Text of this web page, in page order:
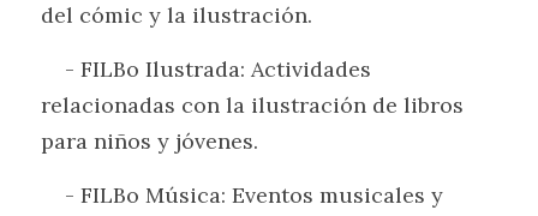
del cómic y la ilustración.
relacionadas con la ilustración de libros
para niños y jóvenes.